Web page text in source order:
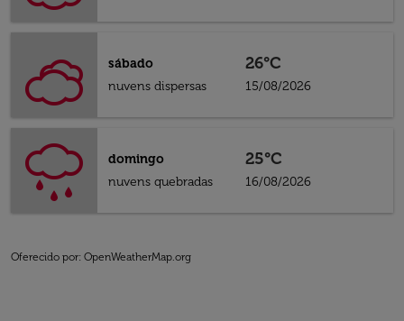
sábado
nuvens dispersas
26°C
15/08/2026
domingo
nuvens quebradas
25°C
16/08/2026
Oferecido por: OpenWeatherMap.org